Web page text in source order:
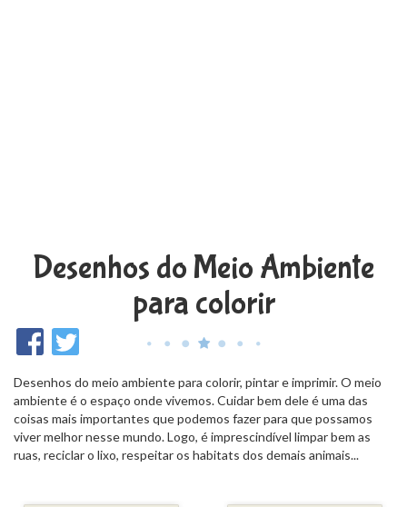
Desenhos do Meio Ambiente
para colorir
Desenhos do meio ambiente para colorir, pintar e imprimir. O meio
ambiente é o espaço onde vivemos. Cuidar bem dele é uma das
coisas mais importantes que podemos fazer para que possamos
viver melhor nesse mundo. Logo, é imprescindível limpar bem as
ruas, reciclar o lixo, respeitar os habitats dos demais animais...